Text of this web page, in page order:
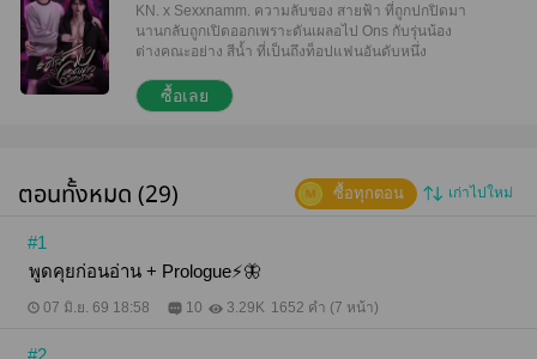
KN. x Sexxnamm. ความลับของ สายฟ้า ที่ถูกปกปิดมา
นานกลับถูกเปิดออกเพราะดันเผลอไป Ons กับรุ่นน้อง
ต่างคณะอย่าง สีน้ำ ที่เป็นถึงท็อปแฟนอันดับหนึ่ง
ไม่ใช่เรื่องจริงมึงจะหลบสายตากูทำไม" "..." "เฮอะ! กูก็คิด
ว่าใส ๆ ที่แท้เป็นเด็กลามกนี่หว่า" "หยุดล้อเรานะพี่ฟ้า!!"
เขาแทบคลั่งแล้ว "พี่อยากให้เราใส่เหรอ" "เปล่า กูแค่คิด
ถ้ามึงไม่ชอบก็ไม่เป็นไร" "งั้นเอาไว้วันหลังก็แล้วกัน เรา
ที่10/7/69 ราคาเต็ม219 โปร139 โปร30วัน รบกวนอ่าน
ka
ซื้อเลย
ตอนทั้งหมด (29) เก่าไปใหม่
ซื้อทุกตอน
#1
พูดคุยก่อนอ่าน + Prologue⚡️🦋
07 มิ.ย. 69 18:58 10 3.29K 1652 คำ (7 หน้า)